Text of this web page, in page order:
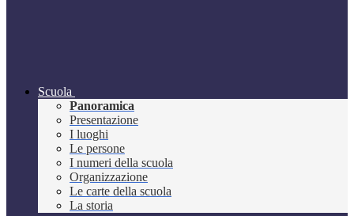
Scuola
Panoramica
Presentazione
I luoghi
Le persone
I numeri della scuola
Organizzazione
Le carte della scuola
La storia